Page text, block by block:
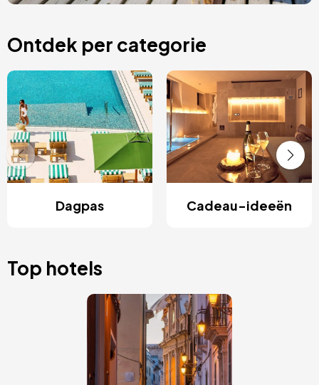
Ontdek per categorie
Dagpas Cadeau-ideeën
Top hotels
Afbeelding